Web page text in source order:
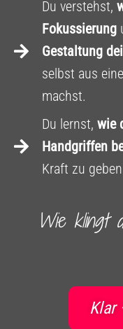
Du verstehst,
Fokussierung
Gestaltung
selbst aus
machst.
Du lernst, wie
Handgriffen
Kraft zu
Wie klingt
Klar